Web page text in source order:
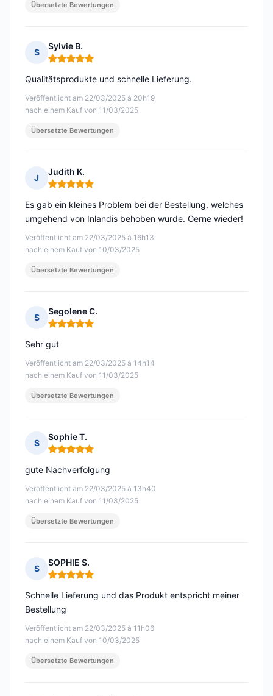
Übersetzte Bewertungen
S
Sylvie B.
Hinweis: 5 von 5
Veröffentlicht am 22/03/2025 à 20h19
nach einem Kauf von 11/03/2025
Qualitätsprodukte und schnelle Lieferung.
Übersetzte Bewertungen
J
Judith K.
Hinweis: 5 von 5
Veröffentlicht am 22/03/2025 à 16h13
nach einem Kauf von 10/03/2025
Es gab ein kleines Problem bei der Bestellung, welches
umgehend von Inlandis behoben wurde. Gerne wieder!
Übersetzte Bewertungen
S
Segolene C.
Hinweis: 5 von 5
Veröffentlicht am 22/03/2025 à 14h14
nach einem Kauf von 11/03/2025
Sehr gut
Übersetzte Bewertungen
S
Sophie T.
Hinweis: 5 von 5
Veröffentlicht am 22/03/2025 à 13h40
nach einem Kauf von 11/03/2025
gute Nachverfolgung
Übersetzte Bewertungen
S
SOPHIE S.
Hinweis: 5 von 5
Veröffentlicht am 22/03/2025 à 11h06
nach einem Kauf von 10/03/2025
Schnelle Lieferung und das Produkt entspricht meiner
Bestellung
Übersetzte Bewertungen